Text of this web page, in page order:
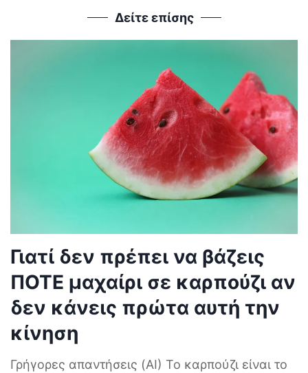
Δείτε επίσης
Γιατί δεν πρέπει να βάζεις
ΠΟΤΕ μαχαίρι σε καρπούζι αν
δεν κάνεις πρώτα αυτή την
κίνηση
Γρήγορες απαντήσεις (AI) Το καρπούζι είναι το